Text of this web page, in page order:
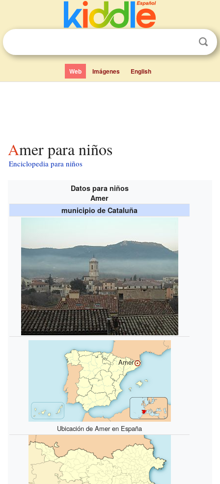
Web Imágenes English
Amer para niños
Enciclopedia para niños
Datos para niños
Amer
municipio de Cataluña
Amer
Ubicación de Amer en España